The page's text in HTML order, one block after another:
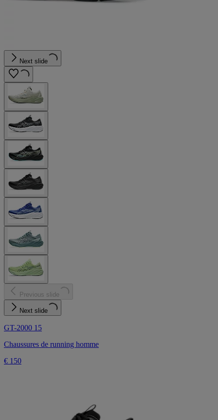
Next slide
Previous slide
Next slide
GT-2000 15
Chaussures de running homme
€ 150